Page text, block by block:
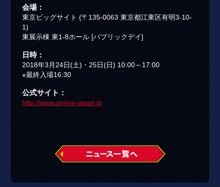
会場：
東京ビッグサイト (〒135-0063 東京都江東区有明3-10-
1)
東展示棟 東1-8ホール [パブリックデイ]
日時：
2018年3月24日(土)・25日(日) 10:00～17:00
※最終入場16:30
公式サイト：
http://www.anime-japan.jp